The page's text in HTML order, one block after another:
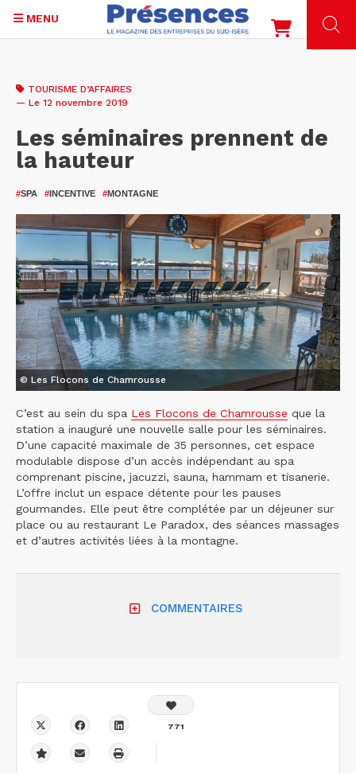
contenu
MENU
TOURISME D’AFFAIRES
— Le 12 novembre 2019
Les séminaires prennent de
la hauteur
#SPA #INCENTIVE #MONTAGNE
© Les Flocons de Chamrousse
C’est au sein du spa Les Flocons de Chamrousse que la
station a inauguré une nouvelle salle pour les séminaires.
D’une capacité maximale de 35 personnes, cet espace
modulable dispose d’un accès indépendant au spa
comprenant piscine, jacuzzi, sauna, hammam et tisanerie.
L’offre inclut un espace détente pour les pauses
gourmandes. Elle peut être complétée par un déjeuner sur
place ou au restaurant Le Paradox, des séances massages
et d’autres activités liées à la montagne.
COMMENTAIRES
771